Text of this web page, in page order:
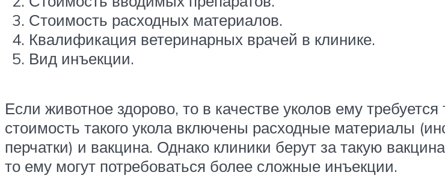
Стоимость расходных материалов.
Квалификация ветеринарных врачей в клинике.
Вид инъекции.
Если животное здорово, то в качестве уколов ему
стоимость такого укола включены расходные материалы
перчатки) и вакцина. Однако клиники берут за такую
то ему могут потребоваться более сложные инъекции.